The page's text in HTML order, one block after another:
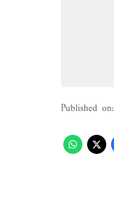
Published on: